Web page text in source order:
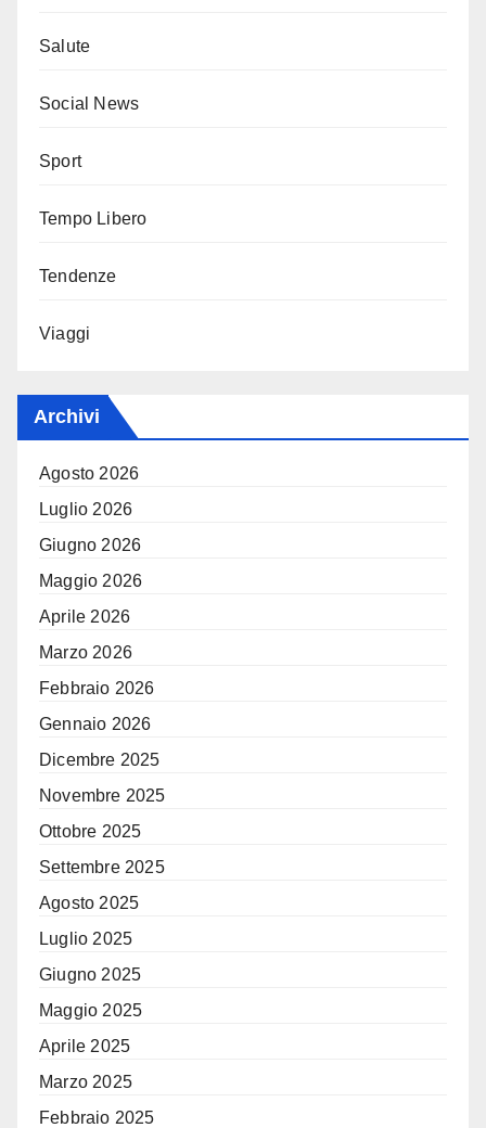
Salute
Social News
Sport
Tempo Libero
Tendenze
Viaggi
Archivi
Agosto 2026
Luglio 2026
Giugno 2026
Maggio 2026
Aprile 2026
Marzo 2026
Febbraio 2026
Gennaio 2026
Dicembre 2025
Novembre 2025
Ottobre 2025
Settembre 2025
Agosto 2025
Luglio 2025
Giugno 2025
Maggio 2025
Aprile 2025
Marzo 2025
Febbraio 2025